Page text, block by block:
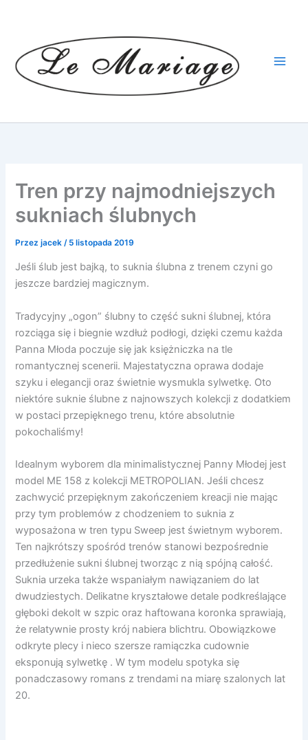
Tren przy najmodniejszych
sukniach ślubnych
Przezjacek / 5 listopada 2019
Jeśli ślub jest bajką, to suknia ślubna z trenem czyni go
jeszcze bardziej magicznym.
Tradycyjny „ogon” ślubny to część sukni ślubnej, która
rozciąga się i biegnie wzdłuż podłogi, dzięki czemu każda
Panna Młoda poczuje się jak księżniczka na tle
romantycznej scenerii. Majestatyczna oprawa dodaje
szyku i elegancji oraz świetnie wysmukla sylwetkę. Oto
niektóre suknie ślubne z najnowszych kolekcji z dodatkiem
w postaci przepięknego trenu, które absolutnie
pokochaliśmy!
Idealnym wyborem dla minimalistycznej Panny Młodej jest
model ME 158 z kolekcji METROPOLIAN. Jeśli chcesz
zachwycić przepięknym zakończeniem kreacji nie mając
przy tym problemów z chodzeniem to suknia z
wyposażona w tren typu Sweep jest świetnym wyborem.
Ten najkrótszy spośród trenów stanowi bezpośrednie
przedłużenie sukni ślubnej tworząc z nią spójną całość.
Suknia urzeka także wspaniałym nawiązaniem do lat
dwudziestych. Delikatne kryształowe detale podkreślające
głęboki dekolt w szpic oraz haftowana koronka sprawiają,
że relatywnie prosty krój nabiera blichtru. Obowiązkowe
odkryte plecy i nieco szersze ramiączka cudownie
eksponują sylwetkę . W tym modelu spotyka się
ponadczasowy romans z trendami na miarę szalonych lat
20.